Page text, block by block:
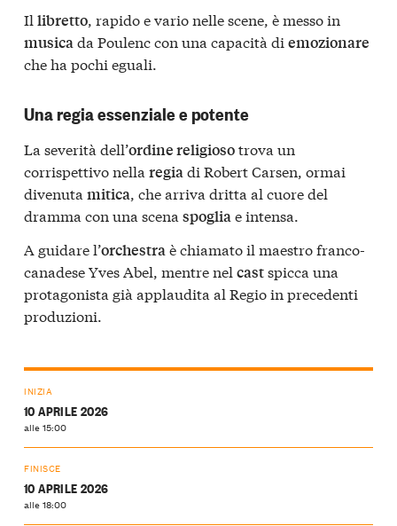
Il libretto, rapido e vario nelle scene, è messo in
musicada Poulenc con una capacità di emozionare
che ha pochi eguali.
Una regia essenziale e potente
La severità dell’ordine religiosotrova un
corrispettivo nella regiadi Robert Carsen, ormai
divenuta mitica, che arriva dritta al cuore del
dramma con una scena spogliae intensa.
A guidare l’orchestraè chiamato il maestro franco-
canadese Yves Abel, mentre nel castspicca una
protagonista già applaudita al Regio in precedenti
produzioni.
INIZIA
10 APRILE 2026
alle 15:00
FINISCE
10 APRILE 2026
alle 18:00